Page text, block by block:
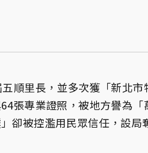
順里長，並多次獲「新北市
張專業證照，被地方譽為「
卻被控濫用民眾信任，設局